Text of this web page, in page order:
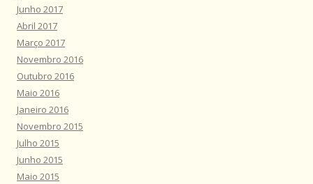
Junho 2017
Abril 2017
Março 2017
Novembro 2016
Outubro 2016
Maio 2016
Janeiro 2016
Novembro 2015
Julho 2015
Junho 2015
Maio 2015